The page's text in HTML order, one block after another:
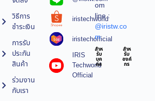
วิธีการ
ชำระเงิน
การรับ
ประกัน
สินค้า
ร่วมงาน
กับเรา
iristechworld
iristechofficial
IRIS
Techworld
Official
om
line :
@iristw.co
m
สำห
รับ
บุค
คล
สำห
รับ
องค์
กร